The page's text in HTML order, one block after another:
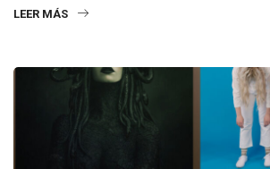
LEER MÁS